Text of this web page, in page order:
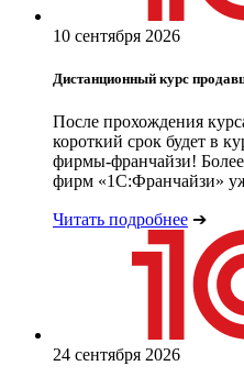
10 сентября 2026
Дистанционный курс
После прохождения
короткий срок будет в
фирмы-франчайзи!
фирм «1С:Франчайзи»
Читать подробнее ➔
24 сентября 2026